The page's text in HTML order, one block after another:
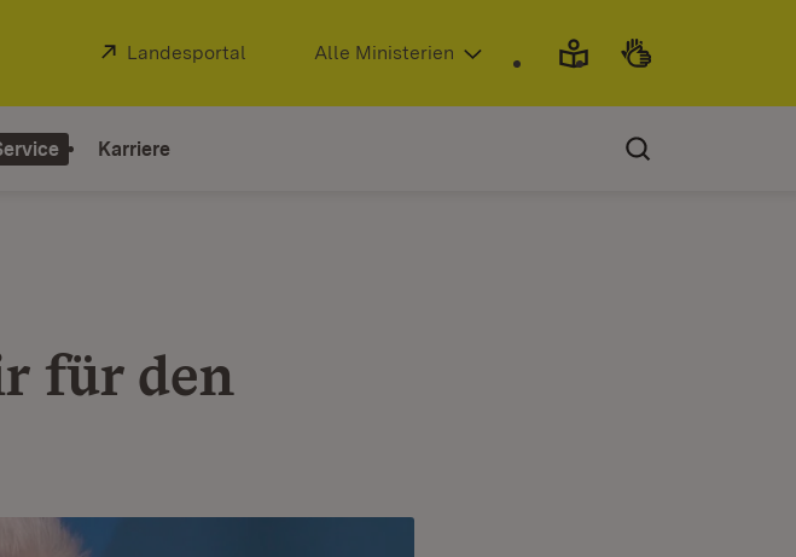
Extern:
Landesportal (Öffnet in neuem Fenster)
Alle Ministerien
Karriere
für den